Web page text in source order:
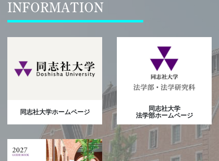
INFORMATION
同志社大学ホームページ
同志社大学
法学部ホームページ